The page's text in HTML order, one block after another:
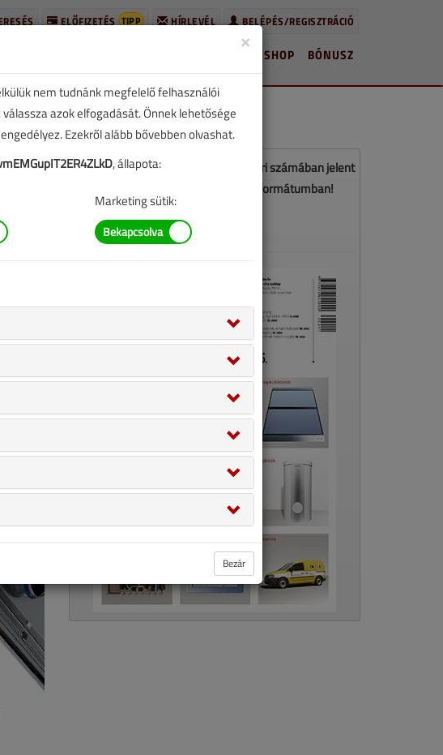
BELÉPÉS/REGISZTRÁCIÓ
HÍRLEVÉL
ELŐFIZETÉS TIPP
BÓNUSZ
SHOP
a
Ez a cikk a VGF&HKL 2020. novemberi számában jelent
meg. Töltse le a lapszámot PDF formátumban!
×
nem tudnánk megfelelő felhasználói
azok elfogadását. Önnek lehetősége
Ezekről alább bővebben olvashat.
, állapota:
Marketing sütik:
Bezár